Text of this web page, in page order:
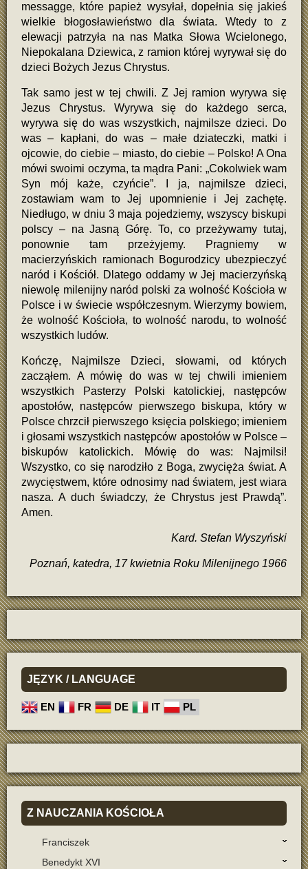
messagge, które papież wysyłał, dopełnia się jakieś
wielkie błogosławieństwo dla świata. Wtedy to z
elewacji patrzyła na nas Matka Słowa Wcielonego,
Niepokalana Dziewica, z ramion której wyrywał się do
dzieci Bożych Jezus Chrystus.
Tak samo jest w tej chwili. Z Jej ramion wyrywa się
Jezus Chrystus. Wyrywa się do każdego serca,
wyrywa się do was wszystkich, najmilsze dzieci. Do
was – kapłani, do was – małe dziateczki, matki i
ojcowie, do ciebie – miasto, do ciebie – Polsko! A Ona
mówi swoimi oczyma, ta mądra Pani: „Cokolwiek wam
Syn mój każe, czyńcie”. I ja, najmilsze dzieci,
zostawiam wam to Jej upomnienie i Jej zachętę.
Niedługo, w dniu 3 maja pojedziemy, wszyscy biskupi
polscy – na Jasną Górę. To, co przeżywamy tutaj,
ponownie tam przeżyjemy. Pragniemy w
macierzyńskich ramionach Bogurodzicy ubezpieczyć
naród i Kościół. Dlatego oddamy w Jej macierzyńską
niewolę milenijny naród polski za wolność Kościoła w
Polsce i w świecie współczesnym. Wierzymy bowiem,
że wolność Kościoła, to wolność narodu, to wolność
wszystkich ludów.
Kończę, Najmilsze Dzieci, słowami, od których
zacząłem. A mówię do was w tej chwili imieniem
wszystkich Pasterzy Polski katolickiej, następców
apostołów, następców pierwszego biskupa, który w
Polsce chrzcił pierwszego księcia polskiego; imieniem
i głosami wszystkich następców apostołów w Polsce –
biskupów katolickich. Mówię do was: Najmilsi!
Wszystko, co się narodziło z Boga, zwycięża świat. A
zwycięstwem, które odnosimy nad światem, jest wiara
nasza. A duch świadczy, że Chrystus jest Prawdą”.
Amen.
Kard. Stefan Wyszyński
Poznań, katedra, 17 kwietnia Roku Milenijnego 1966
JĘZYK / LANGUAGE
EN FR DE IT PL
Z NAUCZANIA KOŚCIOŁA
Franciszek
Benedykt XVI